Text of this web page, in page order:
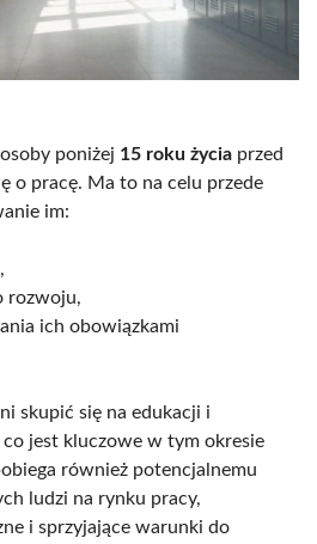
poniżej 15 roku życia przed
o pracę. Ma to na celu przede
im:
rozwoju,
ich obowiązkami
skupić się na edukacji i
jest kluczowe w tym okresie
również potencjalnemu
ludzi na rynku pracy,
i sprzyjające warunki do